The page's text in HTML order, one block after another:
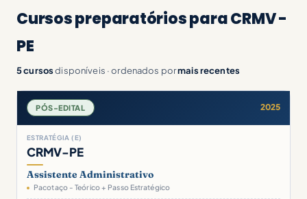
Cursos preparatórios para CRMV -
PE
5 cursosdisponíveis · ordenados pormais recentes
PÓS-EDITAL 2025
ESTRATÉGIA (E)
CRMV-PE
Assistente Administrativo
Pacotaço - Teórico + Passo Estratégico